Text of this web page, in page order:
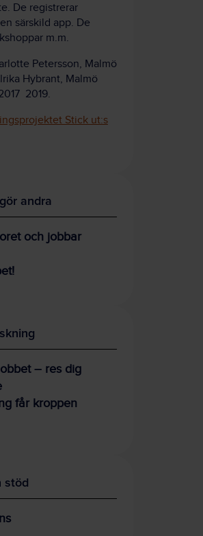
De registrerar
särskild app. De
m.m.
Petersson, Malmö
Hybrant, Malmö
2019.
Stick ut:s
andra
och jobbar
– res dig
får kroppen
stöd